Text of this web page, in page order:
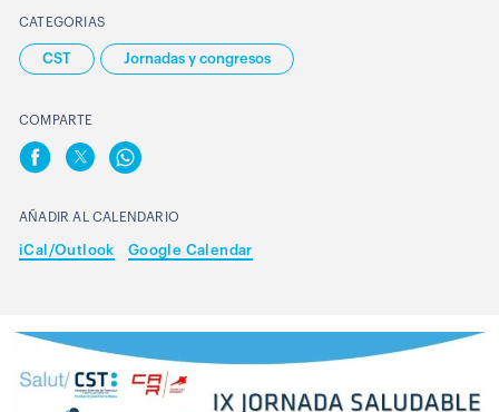
CATEGORIAS
CST Jornadas y congresos
COMPARTE
AÑADIR AL CALENDARIO
iCal/Outlook Google Calendar